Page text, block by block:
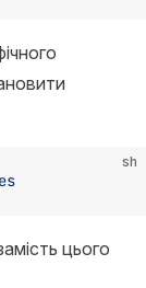
sh
цього